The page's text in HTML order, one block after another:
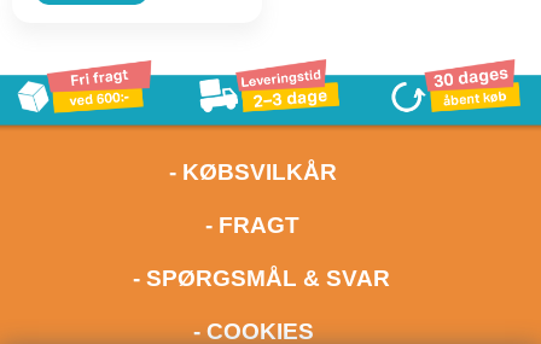
- KØBSVILKÅR
- FRAGT
- SPØRGSMÅL & SVAR
- COOKIES